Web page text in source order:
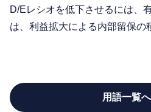
D/Eレシオを低下させるには、
は、利益拡大による内部留保の
用語一覧